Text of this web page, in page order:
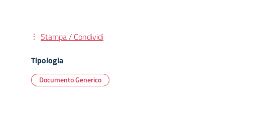
Stampa / Condividi
Tipologia
Documento Generico